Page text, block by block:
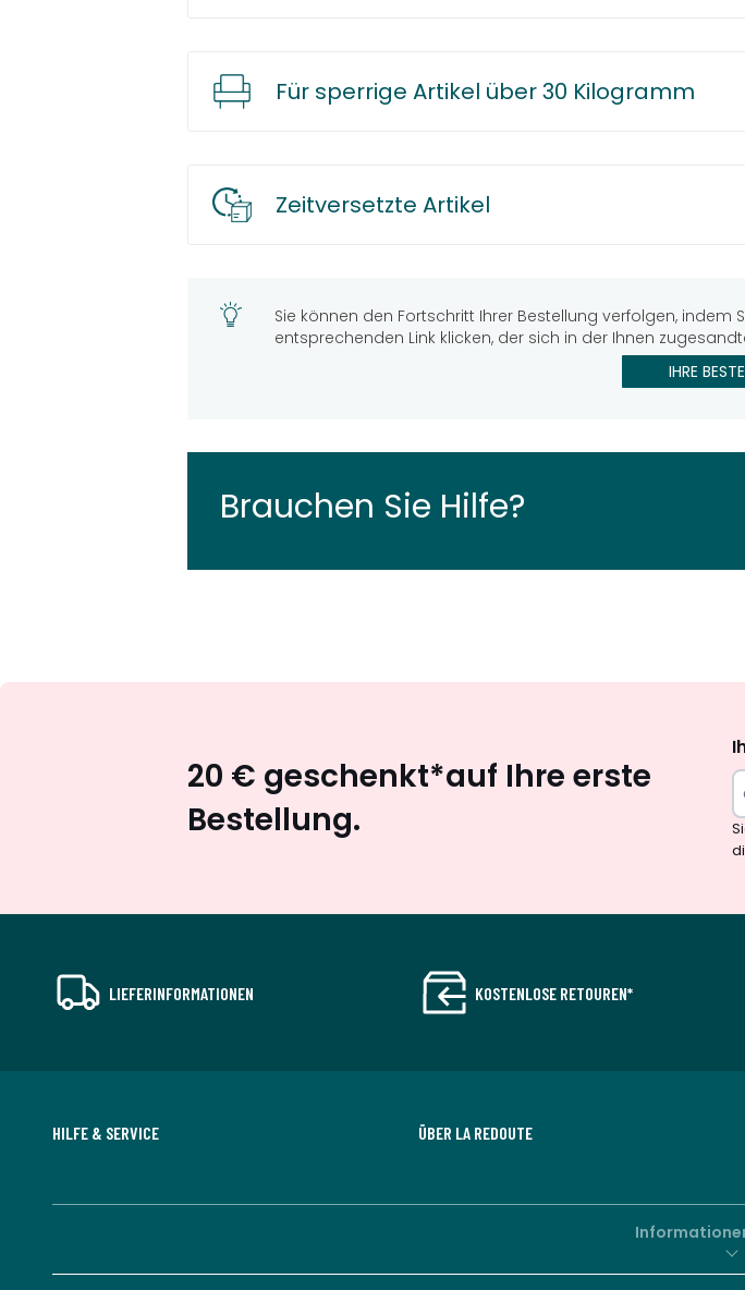
Für sperrige Artikel über 30 Kilogramm
Zeitversetzte Artikel
Sie können den Fortschritt Ihrer Bestellung verfolgen, indem
entsprechenden Link klicken, der sich in der Ihnen
IHRE
Brauchen Sie Hilfe?
20 € geschenkt*auf Ihre erste
Bestellung.
LIEFERINFORMATIONEN KOSTENLOSE RETOUREN*
HILFE & SERVICE ÜBER LA REDOUTE